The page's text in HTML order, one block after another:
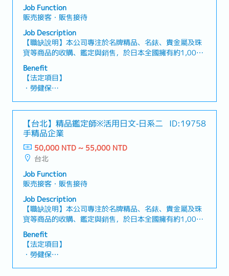
・人事考評（一年1次）
・三節禮金 (禮券)
・勞退提撥、員工團體保險
・每月通勤津貼 ( 上限2,000，實支實付 )
・颱風出勤津貼
・定期健康檢查（可申請公假及交通費）
・婚喪喜慶補助
Job Function
販売接客・販售接待
Job Description
【職缺說明】本公司專注於名牌精品、名錶、貴金屬及珠
寶等商品的收購、鑑定與銷售，於日本全國擁有約1,000
家門市，為業界規模最大的企業之一，現誠摯邀請對精品
鑑定有熱忱、希望發展專業職涯的人才加入我們，擔任精
品鑑定師！【工作內容】・親切款待蒞臨的顧客，引導至
接待專區，並與顧客建立良好的互動關係・針對顧客帶來
的名牌包、名錶、貴金屬及珠寶等物品進行鑑定估價、提
輸入等行政庶務【補充資訊】・即使沒有鑑定估價或名牌
商品的相關知識也沒有問題・入職後，不會讓您在毫無準
備的情況下立刻獨自上場・有資深前輩以及日本專業鑑定
團隊的全力支援，即使是毫無經驗的新人也能輕鬆上手
Benefit
【法定項目】
・勞健保
・各種休假（特別休假、婚假、喪假、生理假、產檢假、
陪產假、產假、育嬰假）
・退休金
【公司福利】
・有薪年假
・年終雙薪（AWS）
・調薪、升遷制度（根據個人及公司業績）
・獎金激勵制度
・加班津貼
・婚喪慶弔慰問金、婚喪慶弔假
・有薪病假
・職涯發展路徑 / 晉升管道
【台北】精品鑑定師※活用日文‐日系二
手精品企業
ID:19758
50,000 NTD ~ 55,000 NTD
台北
Job Function
販売接客・販售接待
Job Description
【職缺說明】本公司專注於名牌精品、名錶、貴金屬及珠
寶等商品的收購、鑑定與銷售，於日本全國擁有約1,000
家門市，為業界規模最大的企業之一，現誠摯邀請對精品
鑑定有熱忱、希望發展專業職涯的人才加入我們，擔任精
品鑑定師！【工作內容】・親切款待蒞臨的顧客，引導至
接待專區，並與顧客建立良好的互動關係・針對顧客帶來
的名牌包、名錶、貴金屬及珠寶等物品進行鑑定估價、提
Benefit
【法定項目】
・勞健保